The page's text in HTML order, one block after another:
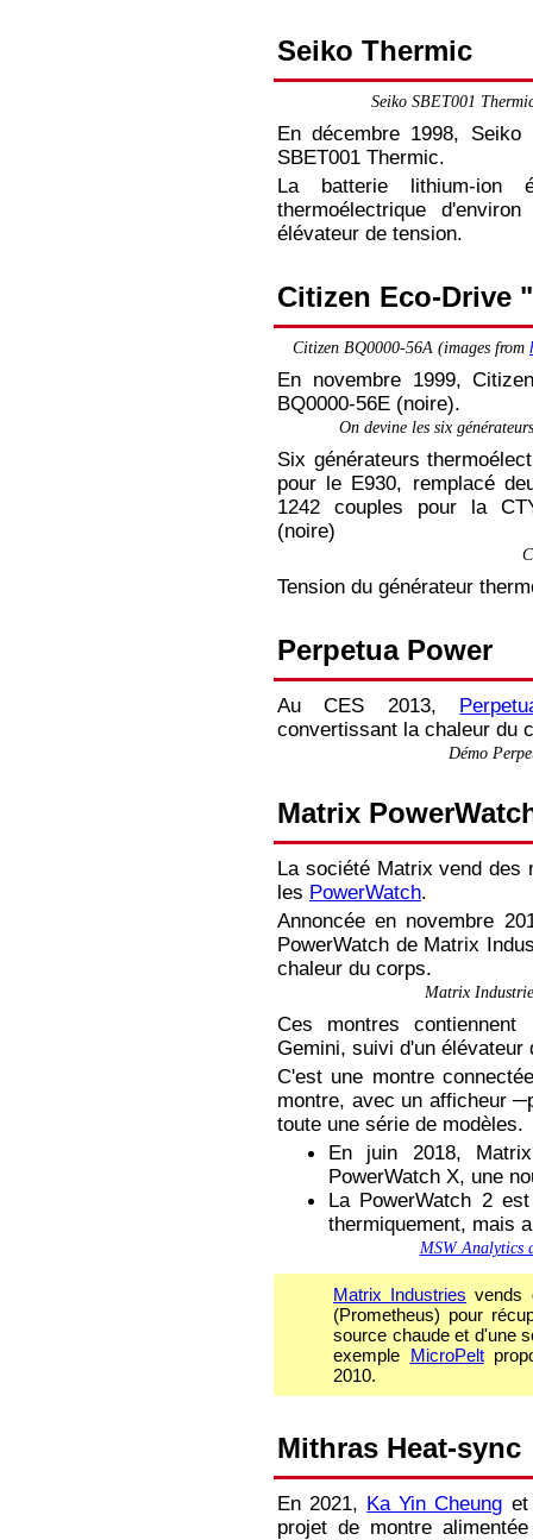
Seiko Thermic
Seiko SBET001
En décembre 1998,
SBET001 Thermic.
La batterie lithium-ion
thermoélectrique
élévateur de tension.
Citizen Eco-Drive
Citizen BQ0000-56A (images from
En novembre 1999,
BQ0000-56E (noire).
On devine les six
Six générateurs
pour le E930, remplacé
1242 couples pour la
(noire)
Tension du générateur
Perpetua Power
Au CES 2013,
convertissant la chaleur du
Démo
Matrix
La société Matrix vend des
les PowerWatch.
Annoncée en novembre
PowerWatch de Matrix
chaleur du corps.
Matrix
Ces montres contiennent
Gemini, suivi d'un
C'est une montre
montre, avec un afficheur
toute une série de modèles.
En juin 2018,
PowerWatch X, une
La PowerWatch 2
thermiquement, mais
MSW Analytics
Matrix Industries vends
(Prometheus) pour
source chaude et d'une
exemple MicroPelt
2010.
Mithras Heat-sync
En 2021, Ka Yin Cheung
projet de montre